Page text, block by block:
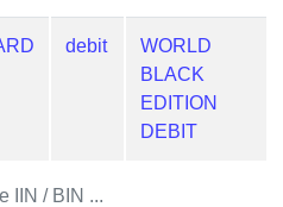
debit
WORLD
BLACK
EDITION
DEBIT
IIN / BIN ...